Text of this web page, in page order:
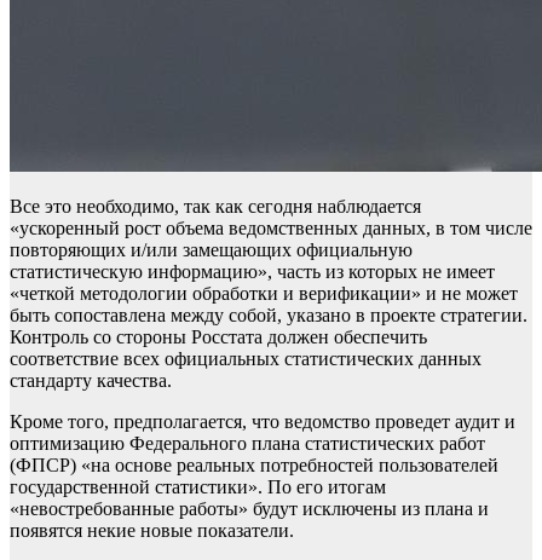
Все это необходимо, так как сегодня наблюдается
«ускоренный рост объема ведомственных данных, в том числе
повторяющих и/или замещающих официальную
статистическую информацию», часть из которых не имеет
«четкой методологии обработки и верификации» и не может
быть сопоставлена между собой, указано в проекте стратегии.
Контроль со стороны Росстата должен обеспечить
соответствие всех официальных статистических данных
стандарту качества.
Кроме того, предполагается, что ведомство проведет аудит и
оптимизацию Федерального плана статистических работ
(ФПСР) «на основе реальных потребностей пользователей
государственной статистики». По его итогам
«невостребованные работы» будут исключены из плана и
появятся некие новые показатели.